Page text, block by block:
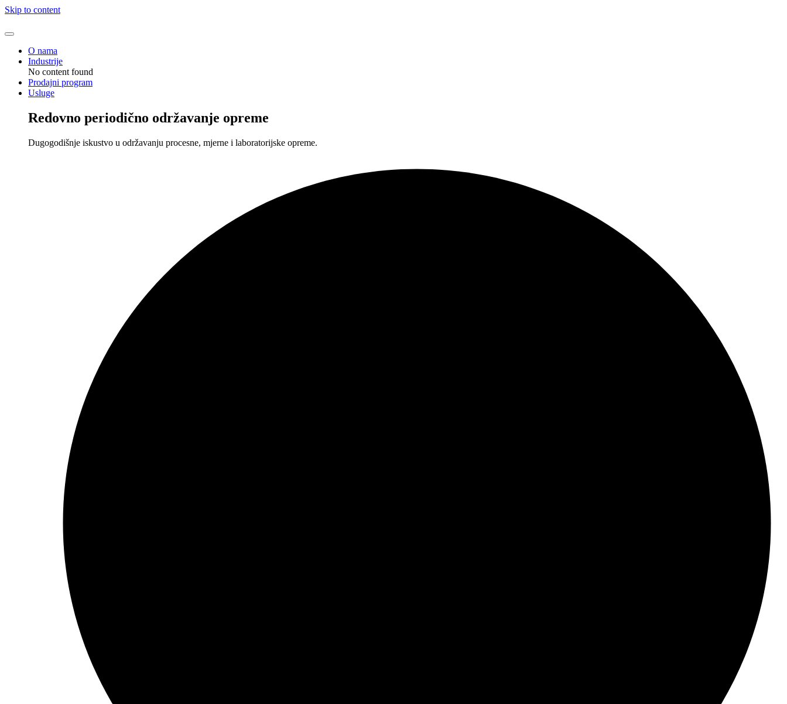
Skip to content
O nama
Industrije
No content found
Prodajni program
Usluge
Redovno periodično održavanje opreme
Dugogodišnje iskustvo u održavanju procesne, mjerne i laboratorijske opreme.